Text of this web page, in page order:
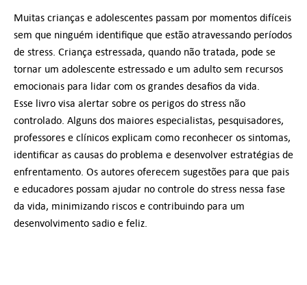
Muitas crianças e adolescentes passam por momentos difíceis
sem que ninguém identifique que estão atravessando períodos
de stress. Criança estressada, quando não tratada, pode se
tornar um adolescente estressado e um adulto sem recursos
emocionais para lidar com os grandes desafios da vida.
Esse livro visa alertar sobre os perigos do stress não
controlado. Alguns dos maiores especialistas, pesquisadores,
professores e clínicos explicam como reconhecer os sintomas,
identificar as causas do problema e desenvolver estratégias de
enfrentamento. Os autores oferecem sugestões para que pais
e educadores possam ajudar no controle do stress nessa fase
da vida, minimizando riscos e contribuindo para um
desenvolvimento sadio e feliz.